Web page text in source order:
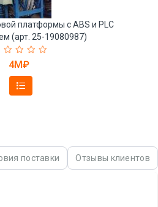
платформы с ABS и PLC
(арт. 25-19080987)
4M₽
поставки Отзывы клиентов